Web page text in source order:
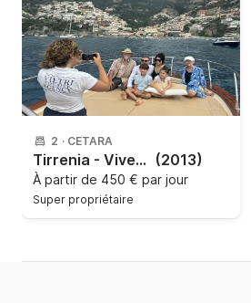
2 · CETARA
Tirrenia - Viveur 28 (2013)
À partir de 450 € par jour
Super propriétaire